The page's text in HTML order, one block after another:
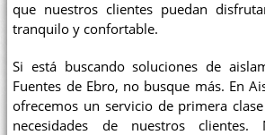
que nuestros clientes puedan
tranquilo y confortable.
Si está buscando soluciones de
Fuentes de Ebro, no busque más. En
ofrecemos un servicio de primera
necesidades de nuestros clientes.